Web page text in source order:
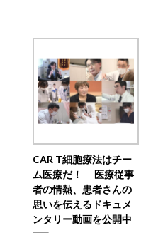
CAR T細胞療法はチー
ム医療だ！ 医療従事
者の情熱、患者さんの
思いを伝えるドキュメ
ンタリー動画を公開中